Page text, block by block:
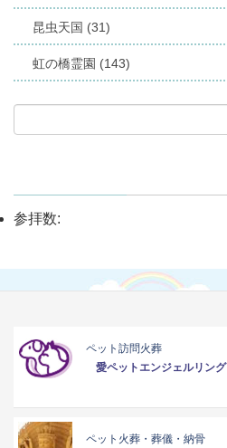
昆虫天国 (31)
虹の橋霊園 (143)
参拝数:
ペット訪問火葬
愛ペットエンジェルリング
ペット火葬・葬儀・納骨